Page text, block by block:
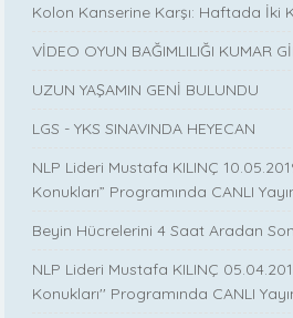
Kolon Kanserine Karşı: Haftada İki
VİDEO OYUN BAĞIMLILIĞI KUMAR
UZUN YAŞAMIN GENİ BULUNDU
LGS - YKS SINAVINDA HEYECAN
NLP Lideri Mustafa KILINÇ
Konukları” Programında CANLI
Beyin Hücrelerini 4 Saat Aradan
NLP Lideri Mustafa KILINÇ
Konukları'' Programında CANLI